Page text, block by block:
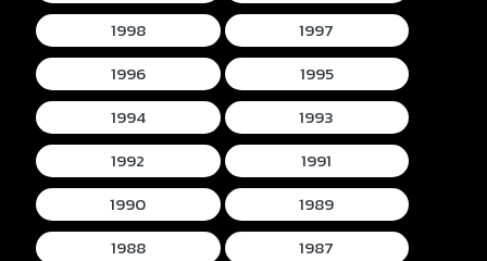
1998
1997
1996
1995
1994
1993
1992
1991
1990
1989
1988
1987